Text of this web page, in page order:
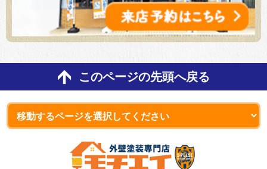
このページの先頭へ戻る